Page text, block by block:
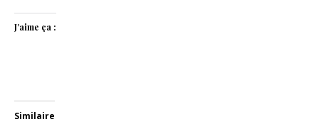
J’aime ça :
Similaire